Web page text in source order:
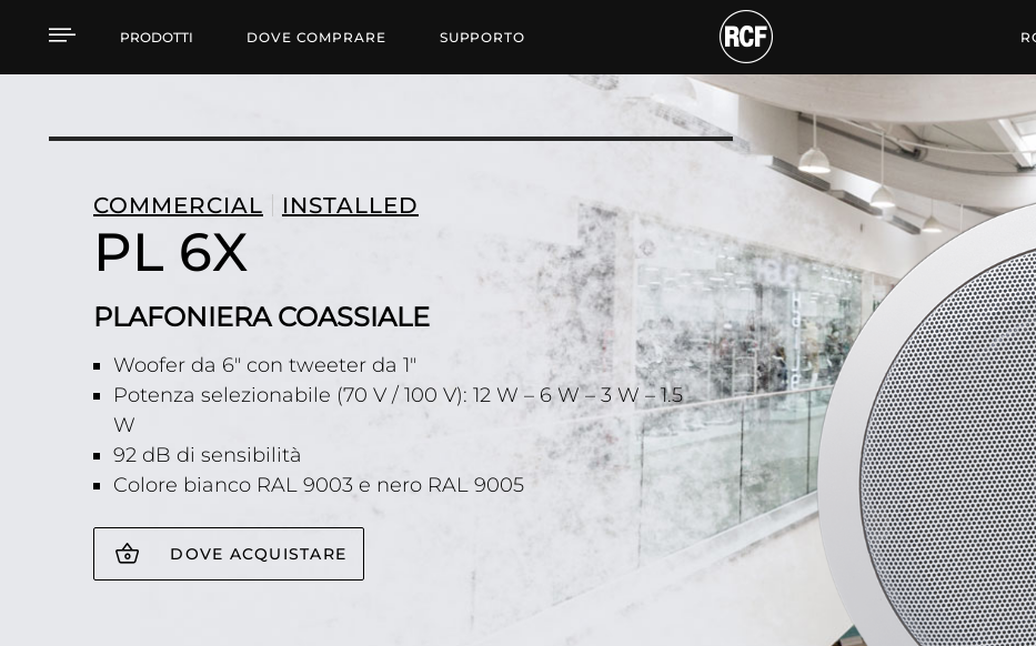
PL 6X PLAFONIERA COASSIALE
PRODOTTI DOVE COMPRARE SUPPORTO
COMMERCIAL INSTALLED
PL 6X
PLAFONIERA COASSIALE
Woofer da 6" con tweeter da 1"
Potenza selezionabile (70 V / 100 V): 12 W – 6 W – 3 W – 1.5
W
92 dB di sensibilità
Colore bianco RAL 9003 e nero RAL 9005
DOVE ACQUISTARE